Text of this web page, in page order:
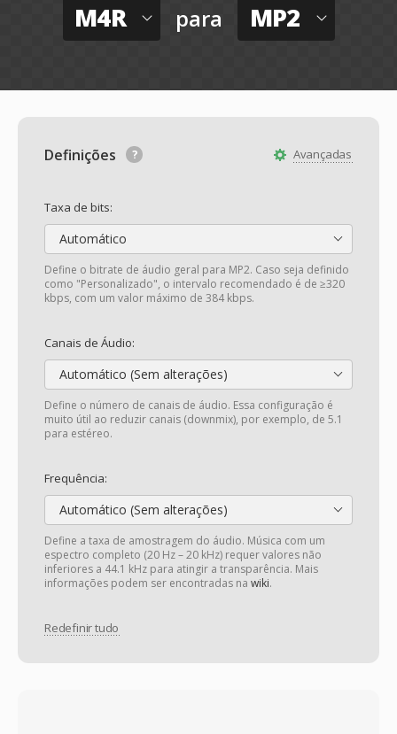
M4R para MP2
Avançadas
Definições
Taxa de bits:
Automático
Define o bitrate de áudio geral para MP2. Caso seja definido
como "Personalizado", o intervalo recomendado é de ≥320
kbps, com um valor máximo de 384 kbps.
Canais de Áudio:
Automático (Sem alterações)
Define o número de canais de áudio. Essa configuração é
muito útil ao reduzir canais (downmix), por exemplo, de 5.1
para estéreo.
Frequência:
Automático (Sem alterações)
Define a taxa de amostragem do áudio. Música com um
espectro completo (20 Hz – 20 kHz) requer valores não
inferiores a 44.1 kHz para atingir a transparência. Mais
informações podem ser encontradas na wiki.
Redefinir tudo